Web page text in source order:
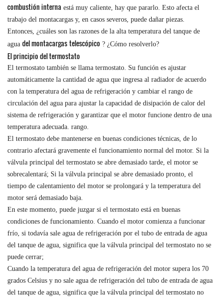
combustión interna está muy caliente, hay que pararlo. Esto afecta el
trabajo del montacargas y, en casos severos, puede dañar piezas.
Entonces, ¿cuáles son las razones de la alta temperatura del tanque de
agua del montacargastelescópico ? ¿Cómo resolverlo?
El principio del termostato
El termostato también se llama termostato. Su función es ajustar
automáticamente la cantidad de agua que ingresa al radiador de acuerdo
con la temperatura del agua de refrigeración y cambiar el rango de
circulación del agua para ajustar la capacidad de disipación de calor del
sistema de refrigeración y garantizar que el motor funcione dentro de una
temperatura adecuada. rango.
El termostato debe mantenerse en buenas condiciones técnicas, de lo
contrario afectará gravemente el funcionamiento normal del motor. Si la
válvula principal del termostato se abre demasiado tarde, el motor se
sobrecalentará; Si la válvula principal se abre demasiado pronto, el
tiempo de calentamiento del motor se prolongará y la temperatura del
motor será demasiado baja.
En este momento, puede juzgar si el termostato está en buenas
condiciones de funcionamiento. Cuando el motor comienza a funcionar
frío, si todavía sale agua de refrigeración por el tubo de entrada de agua
del tanque de agua, significa que la válvula principal del termostato no se
puede cerrar;
Cuando la temperatura del agua de refrigeración del motor supera los 70
grados Celsius y no sale agua de refrigeración del tubo de entrada de agua
del tanque de agua, significa que la válvula principal del termostato no